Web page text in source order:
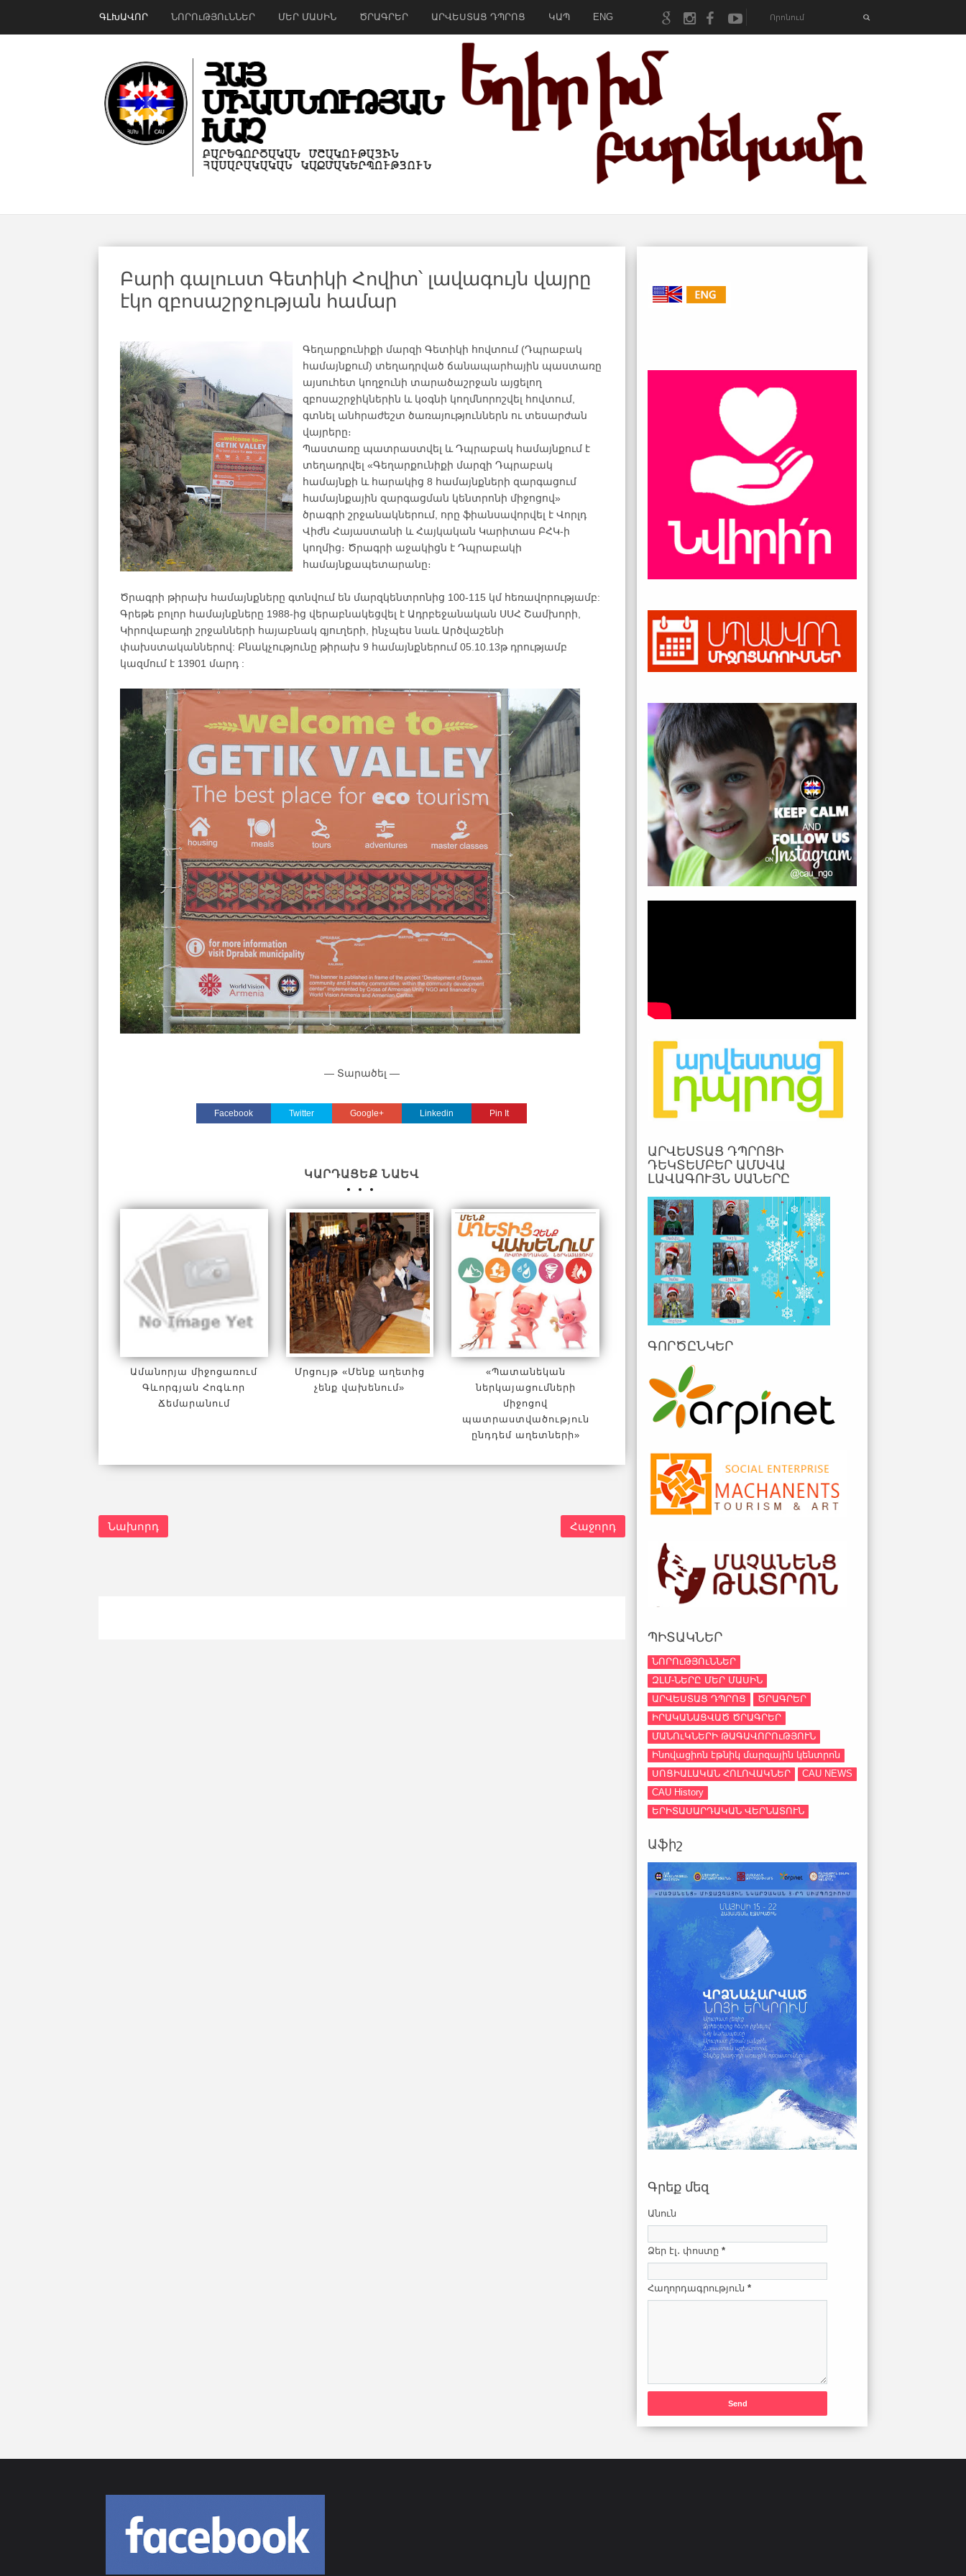
ԳԼԽԱՎՈՐ ՆՈՐՈւԹՅՈւՆՆԵՐ ՄԵՐ ՄԱՍԻՆ ԾՐԱԳՐԵՐ ԱՐՎԵՍՏԱՑ ԴՊՐՈՑ ԿԱՊ ENG
Բարի գալուստ Գետիկի Հովիտ՝ լավագույն վայրը
էկո զբոսաշրջության համար
Գեղարքունիքի մարզի Գետիկի հովտում (Դպրաբակ
համայնքում) տեղադրված ճանապարհային պաստառը
այսուհետ կողջունի տարածաշրջան այցելող
զբոսաշրջիկներին և կօգնի կողմնորոշվել հովտում,
գտնել անհրաժեշտ ծառայություններն ու տեսարժան
վայրերը։
Պաստառը պատրաստվել և Դպրաբակ համայնքում է
տեղադրվել «Գեղարքունիքի մարզի Դպրաբակ
համայնքի և հարակից 8 համայնքների զարգացում
համայնքային զարգացման կենտրոնի միջոցով»
ծրագրի շրջանակներում, որը ֆիանսավորվել է Վորլդ
Վիժն Հայաստանի և Հայկական Կարիտաս ԲՀԿ-ի
կողմից։ Ծրագրի աջակիցն է Դպրաբակի
համայնքապետարանը։
Ծրագրի թիրախ համայնքները գտնվում են մարզկենտրոնից 100-115 կմ հեռավորությամբ:
Գրեթե բոլոր համայնքները 1988-ից վերաբնակեցվել է Ադրբեջանական ՍՍՀ Շամխորի,
Կիրովաբադի շրջանների հայաբնակ գյուղերի, ինչպես նաև Արծվաշենի
փախստականներով: Բնակչությունը թիրախ 9 համայնքներում 05.10.13թ դրությամբ
կազմում է 13901 մարդ :
— Տարածել —
Facebook Twitter Google+ Linkedin Pin It
ԿԱՐԴԱՑԵՔ ՆԱԵՎ
Ամանորյա միջոցառում
Գևորգյան Հոգևոր
Ճեմարանում
Մրցույթ «Մենք աղետից
չենք վախենում»
«Պատանեկան
ներկայացումների
միջոցով
պատրաստվածություն
ընդդեմ աղետների»
Նախորդ Հաջորդ
ԱՐՎԵՍՏԱՑ ԴՊՐՈՑԻ
ԴԵԿՏԵՄԲԵՐ ԱՄՍՎԱ
ԼԱՎԱԳՈՒՅՆ ՍԱՆԵՐԸ
ԳՈՐԾԸՆԿԵՐ
ՊԻՏԱԿՆԵՐ
ՆՈՐՈւԹՅՈւՆՆԵՐ
ԶԼՄ-ՆԵՐԸ ՄԵՐ ՄԱՍԻՆ
ԱՐՎԵՍՏԱՑ ԴՊՐՈՑ
ԾՐԱԳՐԵՐ
ԻՐԱԿԱՆԱՑՎԱԾ ԾՐԱԳՐԵՐ
ՄԱՆՈւԿՆԵՐԻ ԹԱԳԱՎՈՐՈւԹՅՈՒՆ
Ինովացիոն էթնիկ մարզային կենտրոն
ՍՈՑԻԱԼԱԿԱՆ ՀՈԼՈՎԱԿՆԵՐ
CAU NEWS
CAU History
ԵՐԻՏԱՍԱՐԴԱԿԱՆ ՎԵՐՆԱՏՈՒՆ
Աֆիշ
Գրեք մեզ
Անուն
Ձեր էլ․ փոստը *
Հաղորդագրություն *